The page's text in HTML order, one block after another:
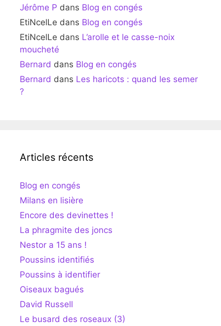
Jérôme P dans Blog en congés
EtiNcelLe dans Blog en congés
EtiNcelLe dans L’arolle et le casse-noix
moucheté
Bernard dans Blog en congés
Bernard dans Les haricots : quand les semer
?
Articles récents
Blog en congés
Milans en lisière
Encore des devinettes !
La phragmite des joncs
Nestor a 15 ans !
Poussins identifiés
Poussins à identifier
Oiseaux bagués
David Russell
Le busard des roseaux (3)